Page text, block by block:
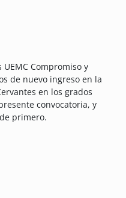
Compromiso y
de nuevo ingreso en la
en los grados
convocatoria, y
primero.